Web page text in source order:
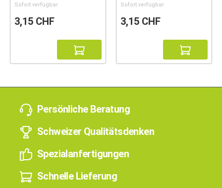
Sofort verfügbar
3,15 CHF
Sofort verfügbar
3,15 CHF
Persönliche Beratung
Schweizer Qualitätsdenken
Spezialanfertigungen
Schnelle Lieferung